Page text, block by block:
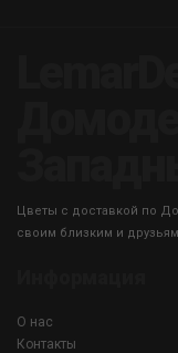
Цветы с доставкой по
своим близким и
О нас
Контакты